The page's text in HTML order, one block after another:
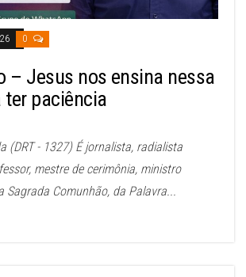
0
– Jesus nos ensina nessa
ter paciência
(DRT - 1327) É jornalista, radialista
mestre de cerimônia, ministro
Sagrada Comunhão, da Palavra...